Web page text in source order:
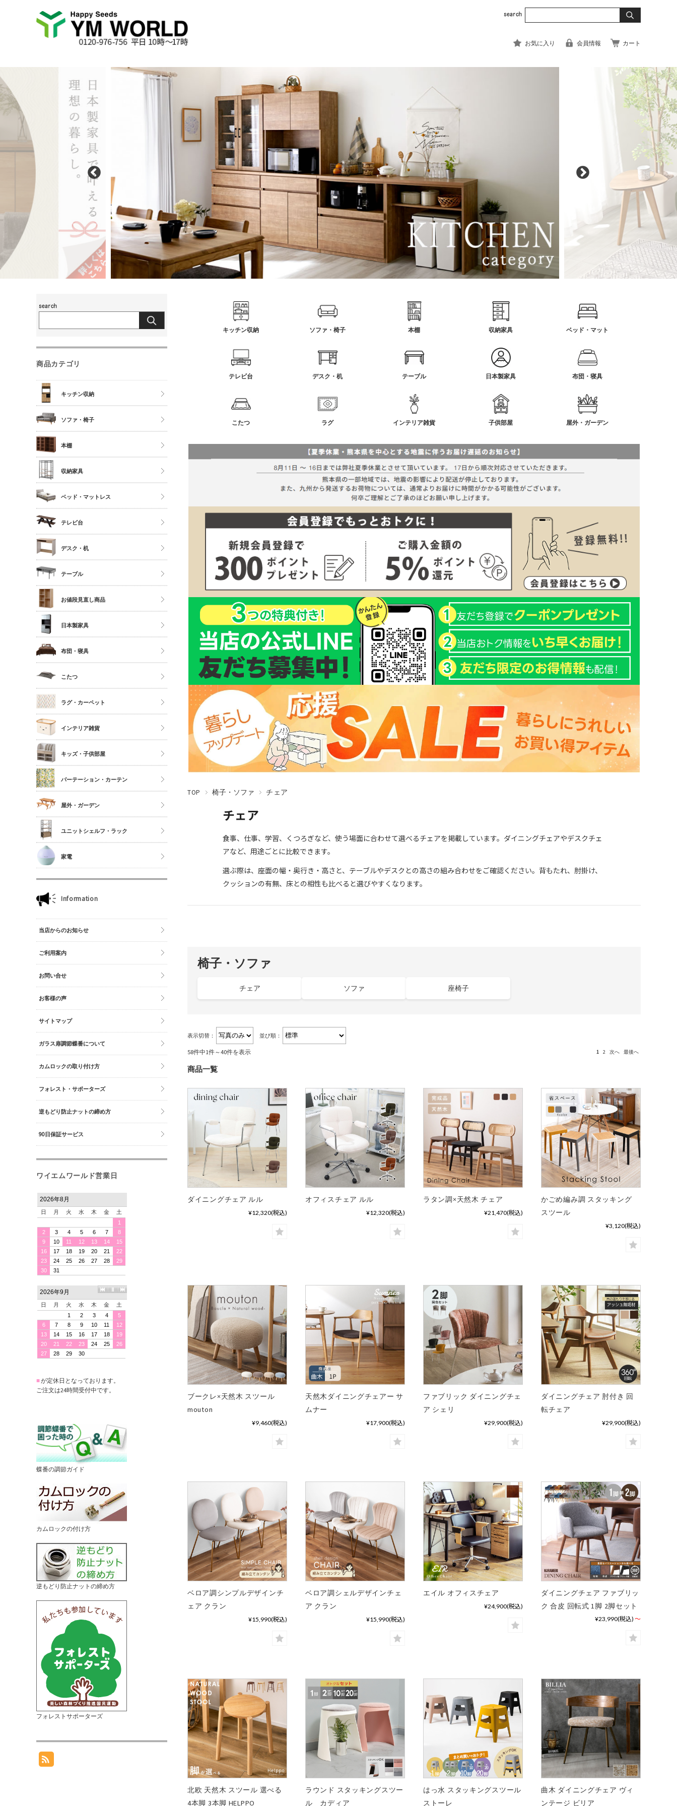
お気に入り 会員情報 カート
キッチン収納 ソファ・椅子 本棚 収納家具 ベッド・マット
テレビ台 デスク・机 テーブル 日本製家具 布団・寝具
こたつ ラグ インテリア雑貨 子供部屋 屋外・ガーデン
TOP 椅子・ソファ チェア
チェア
食事、仕事、学習、くつろぎなど、使う場面に合わせて選べるチェアを掲載しています。ダイニングチェアやデスクチェ
アなど、用途ごとに比較できます。
選ぶ際は、座面の幅・奥行き・高さと、テーブルやデスクとの高さの組み合わせをご確認ください。背もたれ、肘掛け、
クッションの有無、床との相性も比べると選びやすくなります。
椅子・ソファ
チェア ソファ 座椅子
表示切替： 並び順：
58件中1件～40件を表示 1 2 次へ 最後へ
商品一覧
ダイニングチェア ルル
¥12,320(税込)
オフィスチェア ルル
¥12,320(税込)
ラタン調×天然木 チェア
¥21,470(税込)
かごめ編み調 スタッキング
スツール
¥3,120(税込)
ブークレ×天然木 スツール
mouton
¥9,460(税込)
天然木ダイニングチェアー サ
ムナー
¥17,900(税込)
ファブリック ダイニングチェ
ア シェリ
¥29,900(税込)
ダイニングチェア 肘付き 回
転チェア
¥29,900(税込)
ベロア調シンプルデザインチ
ェア クラン
¥15,990(税込)
ベロア調シェルデザインチェ
ア クラン
¥15,990(税込)
エイル オフィスチェア
¥24,900(税込)
ダイニングチェア ファブリッ
ク 合皮 回転式 1脚 2脚セット
¥23,990(税込) ～
北欧 天然木 スツール 選べる
4本脚 3本脚 HELPPO
ラウンド スタッキングスツー
ル カディア
はっ水 スタッキングスツール
ストーレ
曲木 ダイニングチェア ヴィ
ンテージ ビリア
商品カテゴリ
キッチン収納
食器棚
レンジ台
キッチンカウンター
ストッカー
ソファ・椅子
チェア
ソファ
座椅子
本棚
ミドルタイプ
ディスプレイラック
収納家具
タンス・チェスト
サニタリー
多目的収納
ベッド・マットレス
マットレス単品
シングル
セミダブル
テレビ台
ロータイプ
伸縮・変形・コーナー
デスク・机
デスク
サイドチェスト
テーブル
センターテーブル
サイドテーブル
お値段見直し商品
日本製家具
布団・寝具
シングル
セミダブル
ダブル以上
夏物布団
冬物布団
枕・抱き枕
マットレス単品
こたつ
こたつ
こたつ布団
ラグ・カーペット
正方形
長方形
円形
キッチンマット
玄関マット
インテリア雑貨
アクセサリーケース
照明・ライト
コスメボックス
収納雑貨
玄関雑貨
キッチン雑貨
ミラー・ドレッサー
本立て・マガジンラック
時計
バッグ
財布
キッズ・子供部屋
パーテーション・カーテン
カーテン・ブラインド
屋外・ガーデン
ユニットシェルフ・ラック
ユニットシェルフWiLLシリーズ
ジュリオシリーズ
家電
Information
当店からのお知らせ
ご利用案内
お問い合せ
お客様の声
サイトマップ
ガラス扉調節蝶番について
カムロックの取り付け方
フォレスト・サポーターズ
逆もどり防止ナットの締め方
90日保証サービス
ワイエムワールド営業日
■が定休日となっております。
ご注文は24時間受付中です。
蝶番の調節ガイド
カムロックの付け方
逆もどり防止ナットの締め方
フォレストサポーターズ